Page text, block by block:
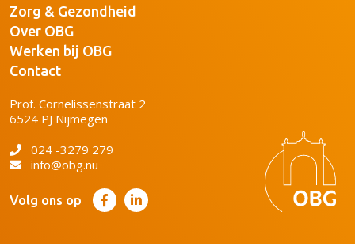
Zorg & Gezondheid
Over OBG
Werken bij OBG
Contact
Prof. Cornelissenstraat 2
6524 PJ Nijmegen
024 -3279 279
info@obg.nu
Volg ons op